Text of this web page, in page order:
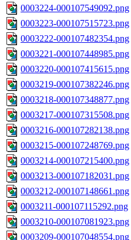
0003224-000107549092.png
0003223-000107515723.png
0003222-000107482354.png
0003221-000107448985.png
0003220-000107415615.png
0003219-000107382246.png
0003218-000107348877.png
0003217-000107315508.png
0003216-000107282138.png
0003215-000107248769.png
0003214-000107215400.png
0003213-000107182031.png
0003212-000107148661.png
0003211-000107115292.png
0003210-000107081923.png
0003209-000107048554.png